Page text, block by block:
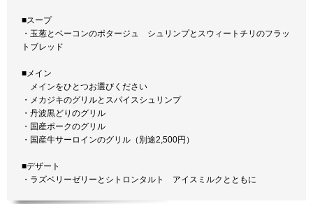
■スープ
・玉葱とベーコンのポタージュ シュリンプとスウィートチリのフラッ
トブレッド
■メイン
メインをひとつお選びください
・メカジキのグリルとスパイスシュリンプ
・丹波黒どりのグリル
・国産ポークのグリル
・国産牛サーロインのグリル（別途2,500円）
■デザート
・ラズベリーゼリーとシトロンタルト アイスミルクとともに